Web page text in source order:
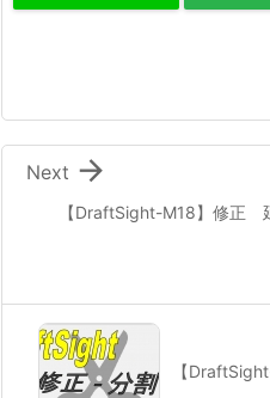
【DraftSight-M18】修正

Next
【